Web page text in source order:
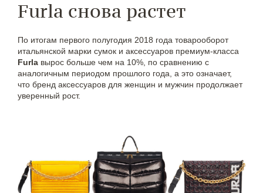
Furla снова растет
По итогам первого полугодия 2018 года товарооборот
итальянской марки сумок и аксессуаров премиум-класса
Furla вырос больше чем на 10%, по сравнению с
аналогичным периодом прошлого года, а это означает,
что бренд аксессуаров для женщин и мужчин продолжает
уверенный рост.